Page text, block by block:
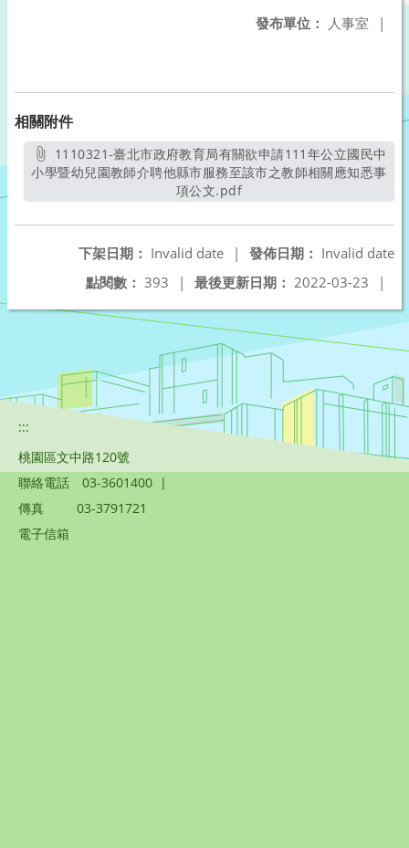
發布單位： 人事室 |
相關附件
小學暨幼兒園教師介聘他縣市服務至該市之教師相關應知悉事
項公文.pdf另開新視窗
發佈日期： Invalid date
下架日期： Invalid date
|
最後更新日期： 2022-03-23 |
點閱數： 393 |
:::
桃園區文中路120號
聯絡電話
03-3601400 |
傳真
03-3791721
電子信箱